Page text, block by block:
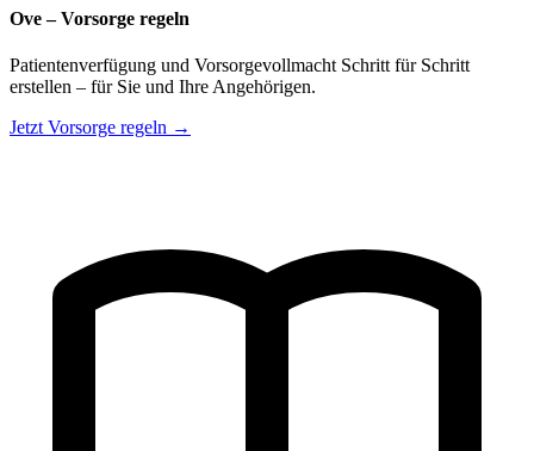
Ove – Vorsorge regeln
Patientenverfügung und Vorsorgevollmacht Schritt für Schritt
erstellen – für Sie und Ihre Angehörigen.
Jetzt Vorsorge regeln →